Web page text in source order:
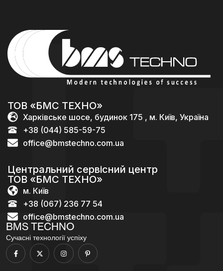
BMS TECHNO
Сучасні технології успіху
ТОВ «БМС ТЕХНО»
Харківське шосе, будинок 175 , м. Київ, Україна
+38 (044) 585-59-75
office@bmstechno.com.ua
Центральний сервісний центр
ТОВ «БМС ТЕХНО»
м. Київ
+38 (067) 236 77 54
office@bmstechno.com.ua